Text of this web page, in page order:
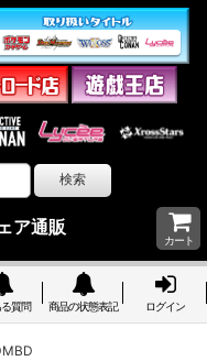
ア通販
カート
る質問 商品の状態表記 ログイン